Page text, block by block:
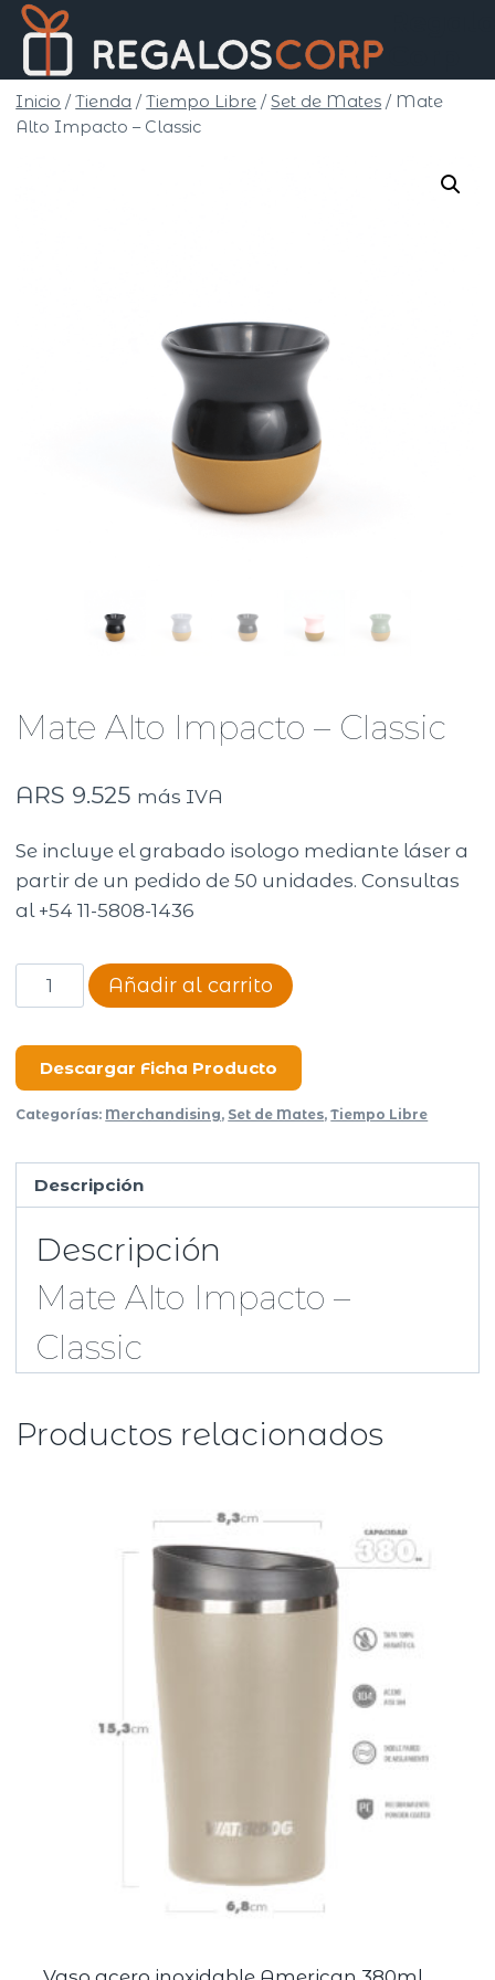
Saltar
contenido
Inicio / Tienda / Tiempo Libre / Set de Mates / Mate
Alto Impacto – Classic
Mate Alto Impacto – Classic
ARS 9.525 más IVA
Se incluye el grabado isologo mediante láser a
partir de un pedido de 50 unidades. Consultas
al +54 11-5808-1436
Mate
Alto
Classic
cantidad
Añadir al carrito
Descargar Ficha Producto
Categorías: Merchandising, Set de Mates,Tiempo Libre
Descripción
Descripción
Mate Alto Impacto –
Classic
Productos relacionados